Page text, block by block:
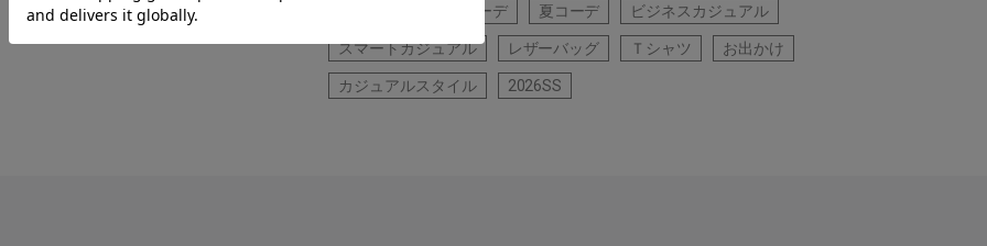
春コーデ 夏コーデ ビジネスカジュアル
スマートカジュアル レザーバッグ Ｔシャツ お出かけ
カジュアルスタイル 2026SS